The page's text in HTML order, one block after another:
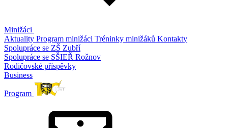
Minižáci
Aktuality Program minižáci Tréninky minižáků Kontakty
Spolupráce se ZŠ Zubří
Spolupráce se SŠIEŘ Rožnov
Rodičovské příspěvky
Business
Program